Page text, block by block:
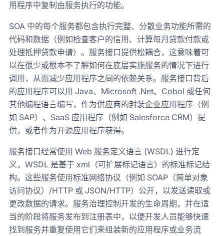
用程序中复制由服务执行的功能。
SOA 中的每个服务都包含执行完整、分散业务功能所需的
代码和数据（例如检查客户的信用、计算每月贷款付款或
处理抵押贷款申请）。服务接口提供松耦合，这意味着可
以在很少或根本不了解如何在底层实施服务的情况下进行
调用，从而减少应用程序之间的依赖关系。服务接口背后
的应用程序可以用 Java、Microsoft .Net、Cobol 或任何
其他编程语言编写，作为供应商的封装企业应用程序（例
如 SAP）、SaaS 应用程序（例如 Salesforce CRM）提
供，或者作为开源应用程序获得。
服务接口经常使用 Web 服务定义语言 (WSDL) 进行定
义，WSDL 是基于 xml（可扩展标记语言）的标准标记结
构。这些服务使用标准网络协议（例如 SOAP（简单对象
访问协议）/HTTP 或 JSON/HTTP）公开，以发送读取或
更改数据的请求。服务治理控制开发的生命周期，并在适
当的阶段将服务发布到注册表中，以便开发人员能够快速
找到服务并重复使用它们来组装新的应用程序或业务流